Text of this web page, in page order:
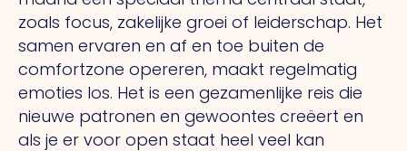
zoals focus, zakelijke groei of leiderschap. Het
samen ervaren en af en toe buiten de
comfortzone opereren, maakt regelmatig
emoties los. Het is een gezamenlijke reis die
nieuwe patronen en gewoontes creëert en
als je er voor open staat heel veel kan